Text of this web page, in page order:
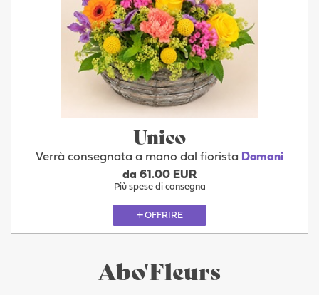
Unico
Verrà consegnata a mano dal fiorista Domani
da 61.00 EUR
Più spese di consegna
OFFRIRE
Abo'Fleurs